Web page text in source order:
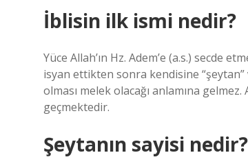
İblisin ilk ismi nedir?
Yüce Allah’ın Hz. Adem’e (a.s.) secde
isyan ettikten sonra kendisine
olması melek olacağı anlamına
geçmektedir.
Şeytanın sayisi nedir?